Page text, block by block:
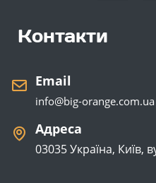
Контакти
Email
info@big-orange.com.ua
Адреса
03035 Україна, Київ,